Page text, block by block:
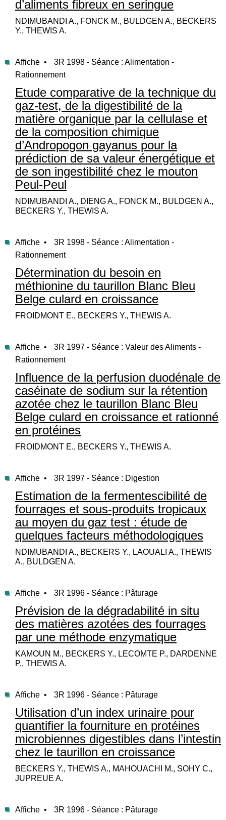
d’aliments fibreux en seringue
NDIMUBANDI A., FONCK M., BULDGEN A., BECKERS
Y., THEWIS A.
Affiche •
3R 1998 - Séance : Alimentation -
Rationnement
Etude comparative de la technique du
gaz-test, de la digestibilité de la
matière organique par la cellulase et
de la composition chimique
d’Andropogon gayanus pour la
prédiction de sa valeur énergétique et
de son ingestibilité chez le mouton
Peul-Peul
NDIMUBANDI A., DIENG A., FONCK M., BULDGEN A.,
BECKERS Y., THEWIS A.
Affiche •
3R 1998 - Séance : Alimentation -
Rationnement
Détermination du besoin en
méthionine du taurillon Blanc Bleu
Belge culard en croissance
FROIDMONT E., BECKERS Y., THEWIS A.
Affiche •
3R 1997 - Séance : Valeur des Aliments -
Rationnement
Influence de la perfusion duodénale de
caséinate de sodium sur la rétention
azotée chez le taurillon Blanc Bleu
Belge culard en croissance et rationné
en protéines
FROIDMONT E., BECKERS Y., THEWIS A.
Affiche • 3R 1997 - Séance : Digestion
Estimation de la fermentescibilité de
fourrages et sous-produits tropicaux
au moyen du gaz test : étude de
quelques facteurs méthodologiques
NDIMUBANDI A., BECKERS Y., LAOUALI A., THEWIS
A., BULDGEN A.
Affiche • 3R 1996 - Séance : Pâturage
Prévision de la dégradabilité in situ
des matières azotées des fourrages
par une méthode enzymatique
KAMOUN M., BECKERS Y., LECOMTE P., DARDENNE
P., THEWIS A.
Affiche • 3R 1996 - Séance : Pâturage
Utilisation d’un index urinaire pour
quantifier la fourniture en protéines
microbiennes digestibles dans l’intestin
chez le taurillon en croissance
BECKERS Y., THEWIS A., MAHOUACHI M., SOHY C.,
JUPREUE A.
Affiche • 3R 1996 - Séance : Pâturage